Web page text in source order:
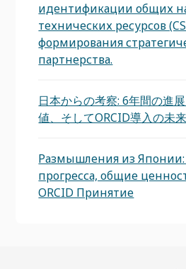
идентификации общих
технических ресурсов
формирования
партнерства.
日本からの考察: 6年間の進
値、そしてORCID導入の未来
Размышления из Японии:
прогресса, общие
ORCID Принятие